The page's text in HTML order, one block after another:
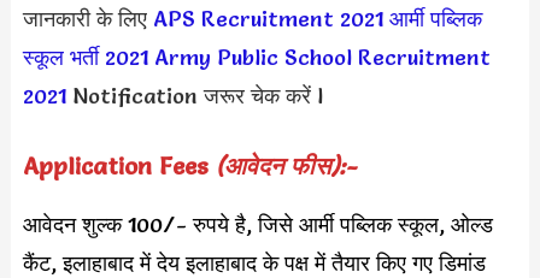
जानकारी के लिए APS Recruitment 2021 आर्मी पब्लिक
स्कूल भर्ती 2021 Army Public School Recruitment
2021Notification जरूर चेक करें l
Application Fees (आवेदन फीस):-
आवेदन शुल्क 100/- रुपये है, जिसे आर्मी पब्लिक स्कूल, ओल्ड
कैंट, इलाहाबाद में देय इलाहाबाद के पक्ष में तैयार किए गए डिमांड